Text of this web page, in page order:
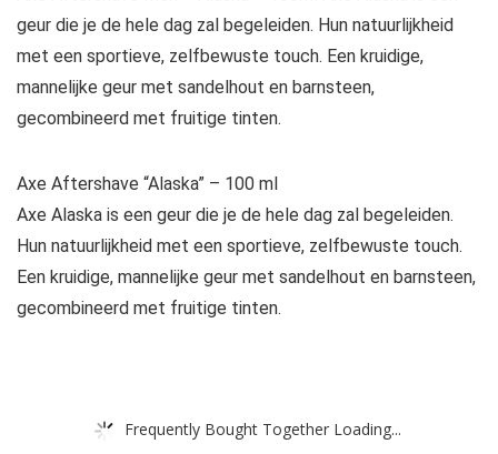
geur die je de hele dag zal begeleiden. Hun natuurlijkheid
met een sportieve, zelfbewuste touch. Een kruidige,
mannelijke geur met sandelhout en barnsteen,
gecombineerd met fruitige tinten.
Axe Aftershave “Alaska” – 100 ml
Axe Alaska is een geur die je de hele dag zal begeleiden.
Hun natuurlijkheid met een sportieve, zelfbewuste touch.
Een kruidige, mannelijke geur met sandelhout en barnsteen,
gecombineerd met fruitige tinten.
Frequently Bought Together Loading...